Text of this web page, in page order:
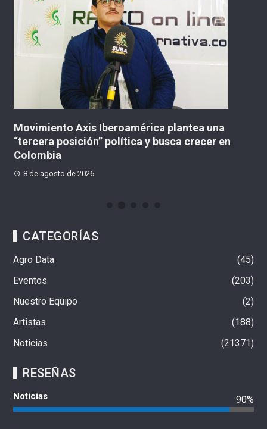
Movimiento Axis Iberoamérica plantea una
“tercera posición” política y busca crecer en
Colombia
8 de agosto de 2026
CATEGORÍAS
Agro Data
45
Eventos
203
Nuestro Equipo
2
Artistas
188
Noticias
21371
RESEÑAS
Noticias 90%